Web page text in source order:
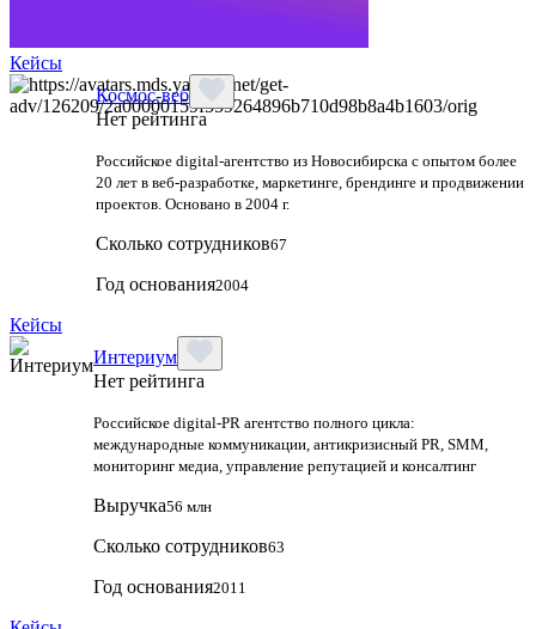
Кейсы
Космос-веб
Нет рейтинга
Российское digital-агентство из Новосибирска с опытом более
20 лет в веб-разработке, маркетинге, брендинге и продвижении
проектов. Основано в 2004 г.
Сколько сотрудников67
Год основания2004
Кейсы
Интериум
Нет рейтинга
Российское digital-PR агентство полного цикла:
международные коммуникации, антикризисный PR, SMM,
мониторинг медиа, управление репутацией и консалтинг
Выручка56 млн
Сколько сотрудников63
Год основания2011